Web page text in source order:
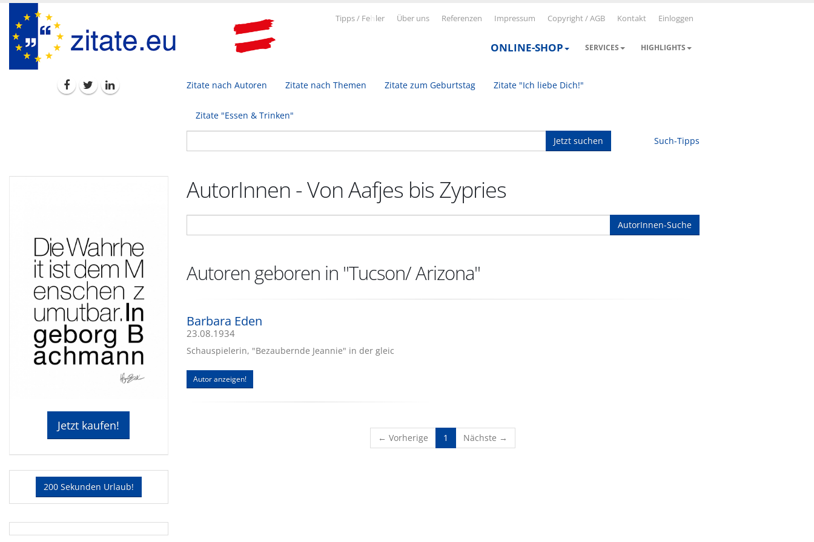
Tipps / Fe ler Über uns Referenzen Impressum Copyright / AGB Kontakt Einloggen
ONLINE-SHOP SERVICES HIGHLIGHTS
Zitate nach Autoren Zitate nach Themen Zitate zum Geburtstag Zitate "Ich liebe Dich!"
Zitate "Essen & Trinken"
Jetzt suchen Such-Tipps
Jetzt kaufen!
200 Sekunden Urlaub!
AutorInnen - Von Aafjes bis Zypries
AutorInnen-Suche
Autoren geboren in "Tucson/ Arizona"
Barbara Eden
23.08.1934
Schauspielerin, "Bezaubernde Jeannie" in der gleic
Autor anzeigen!
← Vorherige 1 (current)
Nächste →